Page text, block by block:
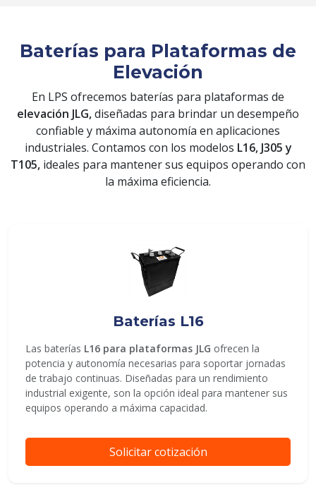
ENVIAR
Baterías para Plataformas de
Elevación
En LPS ofrecemos baterías para plataformas de
elevación JLG,diseñadas para brindar un desempeño
confiable y máxima autonomía en aplicaciones
industriales. Contamos con los modelos L16, J305 y
T105, ideales para mantener sus equipos operando con
la máxima eficiencia.
Baterías L16
Las baterías L16 para plataformas JLG ofrecen la
potencia y autonomía necesarias para soportar jornadas
de trabajo continuas. Diseñadas para un rendimiento
industrial exigente, son la opción ideal para mantener sus
equipos operando a máxima capacidad.
Solicitar cotización